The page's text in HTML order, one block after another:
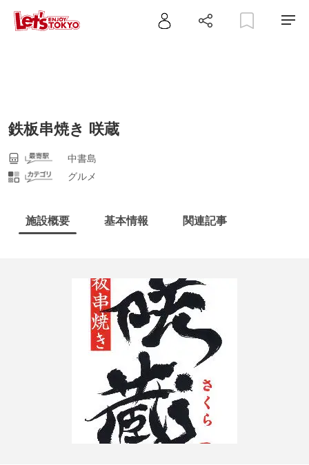
鉄板串焼き 咲蔵
中書島
グルメ
施設概要 基本情報 関連記事